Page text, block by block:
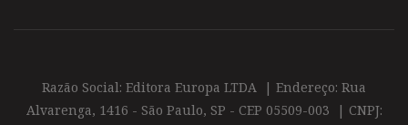
Razão Social: Editora Europa LTDA | Endereço: Rua
Alvarenga, 1416 - São Paulo, SP - CEP 05509-003 | CNPJ: